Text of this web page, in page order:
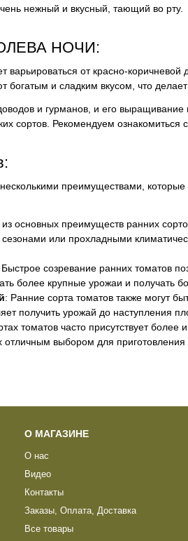
нежный и вкусный, тающий во
НОЧИ:
варьироваться от красно-
богатым и сладким вкусом, что
и гурманов, и его
сортов. Рекомендуем ознакомиться
преимуществами,
основных преимуществ ранних
или прохладными
Быстрое созревание ранних томатов
более крупные урожаи и получать
: Ранние сорта томатов также могут
получить урожай до наступления
томатов часто присутствует
выбором для приготовления
О МАГАЗИНЕ
О нас
Видео
Контакты
Заказы, Оплата, Доставка
Все товары